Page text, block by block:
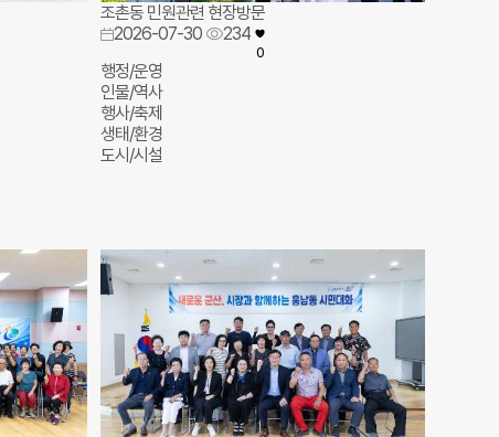
조촌동 민원관련 현장방문
2026-07-30
234
0
행정/운영
인물/역사
행사/축제
생태/환경
도시/시설